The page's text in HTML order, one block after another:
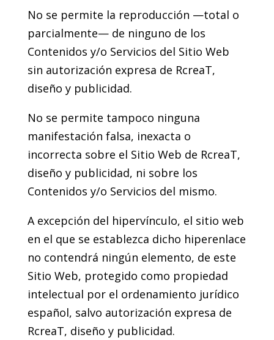
No se permite la reproducción —total o
parcialmente— de ninguno de los
Contenidos y/o Servicios del Sitio Web
sin autorización expresa de RcreaT,
diseño y publicidad.
No se permite tampoco ninguna
manifestación falsa, inexacta o
incorrecta sobre el Sitio Web de RcreaT,
diseño y publicidad, ni sobre los
Contenidos y/o Servicios del mismo.
A excepción del hipervínculo, el sitio web
en el que se establezca dicho hiperenlace
no contendrá ningún elemento, de este
Sitio Web, protegido como propiedad
intelectual por el ordenamiento jurídico
español, salvo autorización expresa de
RcreaT, diseño y publicidad.